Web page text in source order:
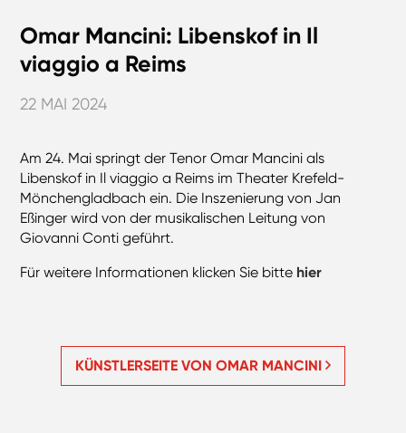
Omar Mancini: Libenskof in Il
viaggio a Reims
22 MAI 2024
Am 24. Mai springt der Tenor Omar Mancini als
Libenskof in Il viaggio a Reims im Theater Krefeld-
Mönchengladbach ein. Die Inszenierung von Jan
Eßinger wird von der musikalischen Leitung von
Giovanni Conti geführt.
Für weitere Informationen klicken Sie bitte hier
KÜNSTLERSEITE VON OMAR MANCINI